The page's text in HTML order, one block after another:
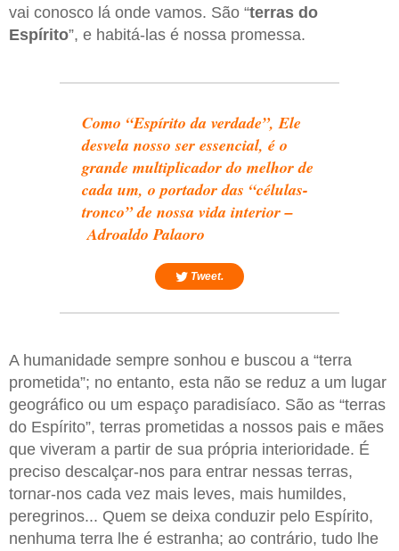
vai conosco lá onde vamos. São “terras do
Espírito”, e habitá-las é nossa promessa.
Como “Espírito da verdade”, Ele
desvela nosso ser essencial, é o
grande multiplicador do melhor de
cada um, o portador das “células-
tronco” de nossa vida interior –
Adroaldo Palaoro
Tweet.
A humanidade sempre sonhou e buscou a “terra
prometida”; no entanto, esta não se reduz a um lugar
geográfico ou um espaço paradisíaco. São as “terras
do Espírito”, terras prometidas a nossos pais e mães
que viveram a partir de sua própria interioridade. É
preciso descalçar-nos para entrar nessas terras,
tornar-nos cada vez mais leves, mais humildes,
peregrinos... Quem se deixa conduzir pelo Espírito,
nenhuma terra lhe é estranha; ao contrário, tudo lhe